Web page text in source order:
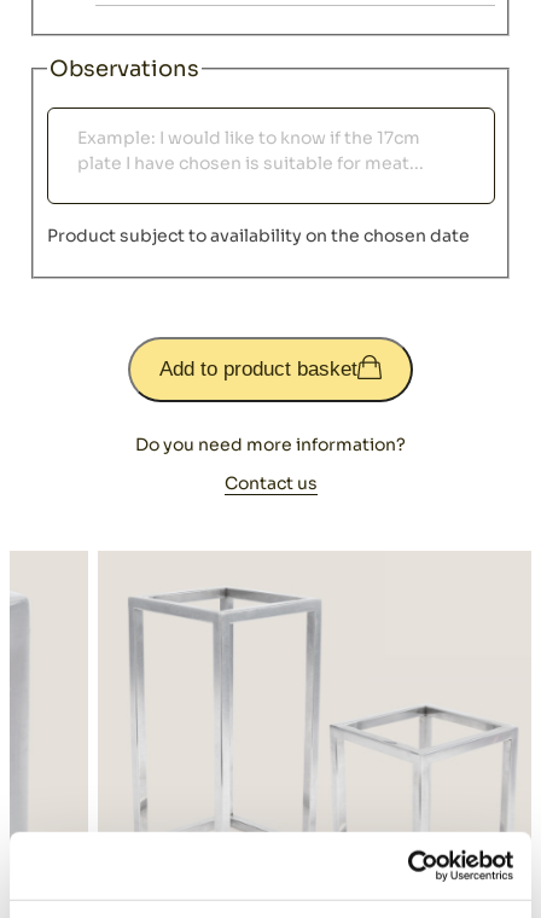
Observations
Observations
Product subject to availability on the chosen date
Add to product basket
Do you need more information?
Contact us